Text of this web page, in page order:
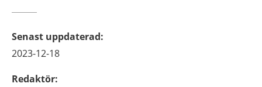
Senast uppdaterad:
2023-12-18
Redaktör: